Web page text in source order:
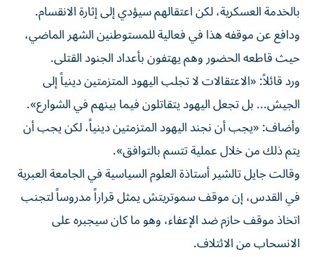
بالخدمة العسكرية، لكن اعتقالهم سيؤدي إلى إثارة الانقسام.
ودافع عن موقفه هذا في فعالية للمستوطنين الشهر الماضي،
حيث قاطعه الحضور وهم يهتفون بأعداد الجنود القتلى.
ورد قائلاً: «الاعتقالات لا تجلب اليهود المتزمتين دينياً إلى
الجيش... بل تجعل اليهود يتقاتلون فيما ​بينهم في الشوارع».
وأضاف: «يجب ‌أن نجند اليهود المتزمتين دينياً، لكن يجب أن
يتم ذلك من خلال عملية تتسم بالتوافق».
وقالت جايل تالشير أستاذة العلوم السياسية في الجامعة العبرية
في القدس، إن موقف ‌سموتريتش يمثل قراراً مدروساً لتجنب
اتخاذ موقف حازم ضد الإعفاء، وهو ما كان سيجبره على
الانسحاب من الائتلاف.